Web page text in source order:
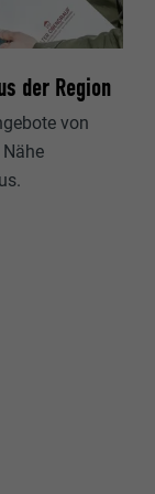
der Region
von